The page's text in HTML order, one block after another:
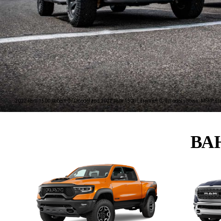
2022 Ram 1500 Rebel®G/T model and 2022 Ram 1500 Laramie®G/T model shown. MSRP